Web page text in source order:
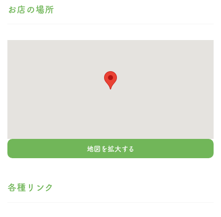
お店の場所
地図を拡大する
各種リンク